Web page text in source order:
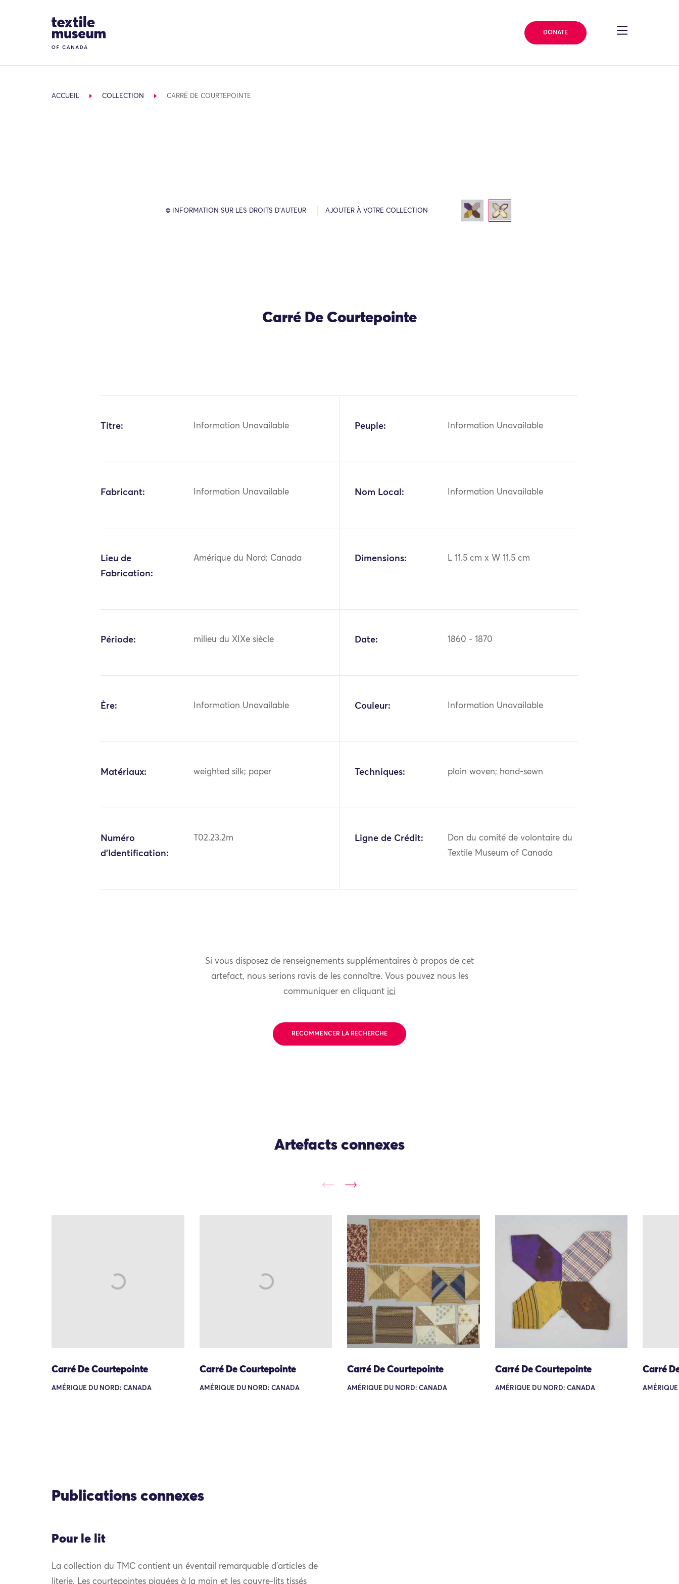
Site Logo
DONATE
ACCUEIL COLLECTION CARRÉ DE COURTEPOINTE
© INFORMATION SUR LES DROITS D’AUTEUR AJOUTER À VOTRE COLLECTION
Carré De Courtepointe
Titre: Information Unavailable Peuple: Information Unavailable
Fabricant: Information Unavailable Nom Local: Information Unavailable
Lieu de
Fabrication:
Amérique du Nord: Canada Dimensions: L 11.5 cm x W 11.5 cm
Période: milieu du XIXe siècle Date: 1860 - 1870
Ère: Information Unavailable Couleur: Information Unavailable
Matériaux: weighted silk; paper Techniques: plain woven; hand-sewn
Numéro
d'Identification:
T02.23.2m Ligne de Crédit:
Don du comité de volontaire du
Textile Museum of Canada
Si vous disposez de renseignements supplémentaires à propos de cet
artefact, nous serions ravis de les connaître. Vous pouvez nous les
communiquer en cliquant ici
RECOMMENCER LA RECHERCHE
Artefacts connexes
Carré De Courtepointe
AMÉRIQUE DU NORD: CANADA
Carré De Courtepointe
AMÉRIQUE DU NORD: CANADA
Carré De Courtepointe
AMÉRIQUE DU NORD: CANADA
Carré De Courtepointe
AMÉRIQUE DU NORD: CANADA
Carré
Publications connexes
Pour le lit
La collection du TMC contient un éventail remarquable d’articles de
literie. Les courtepointes piquées à la main et les couvre-lits tissés